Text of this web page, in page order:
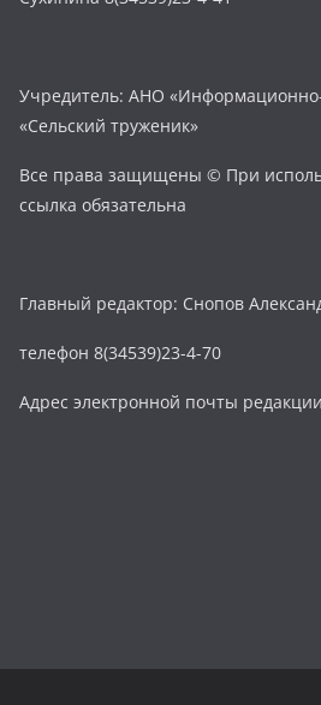
Учредитель: АНО
«Сельский труженик»
Все права защищены © При
ссылка обязательна
Главный редактор: Снопов
телефон 8(34539)23-4-70
Адрес электронной почты